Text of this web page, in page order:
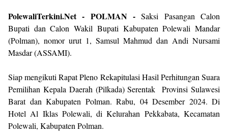
PolewaliTerkini.Net - POLMAN - Saksi Pasangan Calon
Bupati dan Calon Wakil Bupati Kabupaten Polewali Mandar
(Polman), nomor urut 1, Samsul Mahmud dan Andi Nursami
Masdar (ASSAMI).
Siap mengikuti Rapat Pleno Rekapitulasi Hasil Perhitungan Suara
Pemilihan Kepala Daerah (Pilkada) Serentak Provinsi Sulawesi
Barat dan Kabupaten Polman. Rabu, 04 Desember 2024. Di
Hotel Al Iklas Polewali, di Kelurahan Pekkabata, Kecamatan
Polewali, Kabupaten Polman.